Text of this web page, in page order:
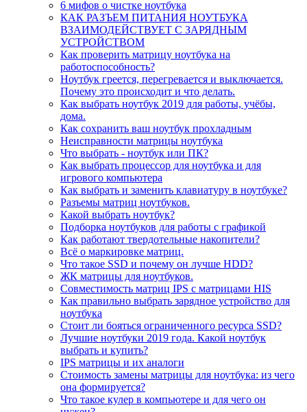
6 мифов о чистке ноутбука
КАК РАЗЪЕМ ПИТАНИЯ НОУТБУКА
ВЗАИМОДЕЙСТВУЕТ С ЗАРЯДНЫМ
УСТРОЙСТВОМ
Как проверить матрицу ноутбука на
работоспособность?
Ноутбук греется, перегревается и выключается.
Почему это происходит и что делать.
Как выбрать ноутбук 2019 для работы, учёбы,
дома.
Как сохранить ваш ноутбук прохладным
Неисправности матрицы ноутбука
Что выбрать - ноутбук или ПК?
Как выбрать процессор для ноутбука и для
игрового компьютера
Как выбрать и заменить клавиатуру в ноутбуке?
Разъемы матриц ноутбуков.
Какой выбрать ноутбук?
Подборка ноутбуков для работы с графикой
Как работают твердотельные накопители?
Всё о маркировке матриц.
Что такое SSD и почему он лучше HDD?
ЖК матрицы для ноутбуков.
Совместимость матриц IPS с матрицами HIS
Как правильно выбрать зарядное устройство для
ноутбука
Стоит ли бояться ограниченного ресурса SSD?
Лучшие ноутбуки 2019 года. Какой ноутбук
выбрать и купить?
IPS матрицы и их аналоги
Стоимость замены матрицы для ноутбука: из чего
она формируется?
Что такое кулер в компьютере и для чего он